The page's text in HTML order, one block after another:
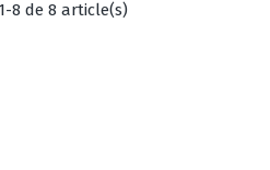
8 de 8 article(s)